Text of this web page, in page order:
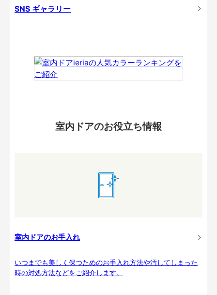
SNS ギャラリー
室内ドアのお役立ち情報
室内ドアのお手入れ
いつまでも美しく保つためのお手入れ方法や汚してしまった
時の対処方法などをご紹介します。